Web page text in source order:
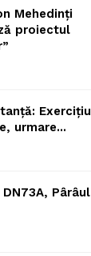
Mehedinți
proiectul
Exercițiu
urmare...
Pârâul